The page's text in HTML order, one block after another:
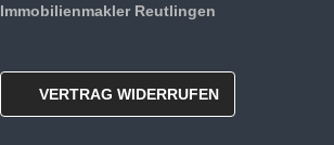
Immobilienmakler Reutlingen
VERTRAG WIDERRUFEN